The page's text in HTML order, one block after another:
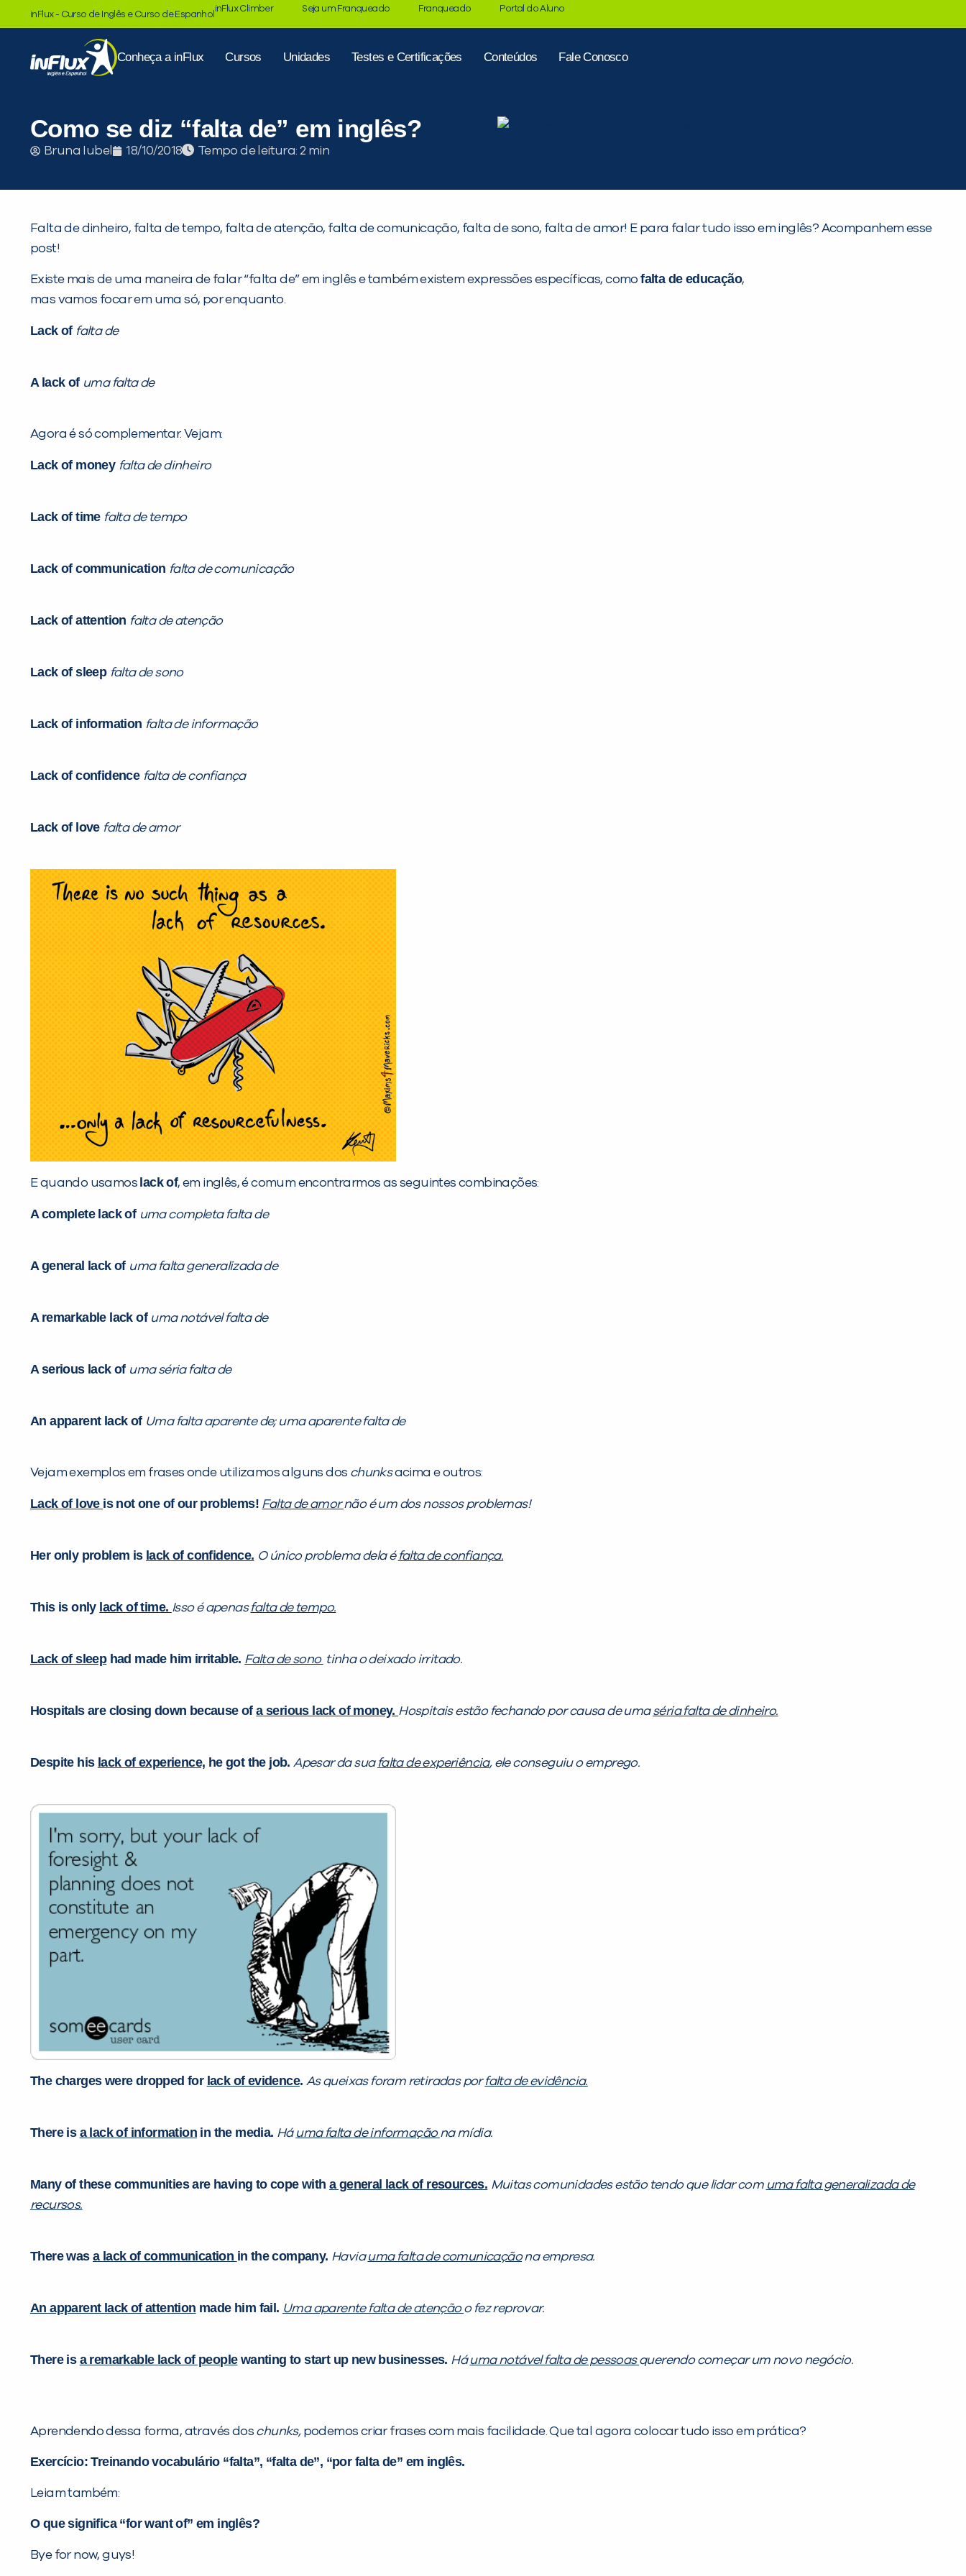
inFlux - Curso de Inglês e Curso de Espanhol
inFlux Climber Seja um Franqueado Franqueado Portal do Aluno
Conheça a inFlux Cursos Unidades Testes e Certificações Conteúdos Fale Conosco
Como se diz “falta de” em inglês?
Bruna Iubel 18/10/2018 Tempo de leitura:
Falta de dinheiro, falta de tempo, falta de atenção, falta de comunicação, falta de sono, falta de amor! E para falar tudo isso em inglês? Acompanhem esse
post!
Existe mais de uma maneira de falar “falta de” em inglês e também existem expressões específicas, comofalta de educação,
mas vamos focar em uma só, por enquanto.
Lack of falta de
A lack of uma falta de
Agora é só complementar. Vejam:
Lack of money falta de dinheiro
Lack of time falta de tempo
Lack of communication falta de comunicação
Lack of attention falta de atenção
Lack of sleep falta de sono
Lack of information falta de informação
Lack of confidence falta de confiança
Lack of love falta de amor
E quando usamos lack of, em inglês, é comum encontrarmos as seguintes combinações:
A complete lack of uma completa falta de
A general lack of uma falta generalizada de
A remarkable lack of uma notável falta de
A serious lack of uma séria falta de
An apparent lack of Uma falta aparente de; uma aparente falta de
Vejam exemplos em frases onde utilizamos alguns dos chunksacima e outros:
Lack of love is not one of our problems! Falta de amornão é um dos nossos problemas!
Her only problem is lack of confidence. O único problema dela é falta de confiança.
This is only lack of time. Isso é apenasfalta de tempo.
Lack of sleephad made him irritable. Falta de sono tinha o deixado irritado.
Hospitals are closing down because ofa serious lack of money. Hospitais estão fechando por causa de umaséria falta de dinheiro.
Despite his lack of experience, he got the job. Apesar da sua falta de experiência, ele conseguiu o emprego.
The charges were dropped for lack of evidence. As queixas foram retiradas porfalta de evidência.
There is a lack of information in the media. Há uma falta de informaçãona mídia.
Many of these communities are having to cope with a general lack of resources. Muitas comunidades estão tendo que lidar com uma falta generalizada de
recursos.
There wasa lack of communication in the company. Haviauma falta de comunicaçãona empresa.
An apparent lack of attention made him fail. Uma aparente falta de atençãoo fez reprovar.
There is a remarkable lack of peoplewanting to start up new businesses. Háuma notável falta de pessoasquerendo começar um novo negócio.
Aprendendo dessa forma, através dos chunks, podemos criar frases com mais facilidade. Que tal agora colocar tudo isso em prática?
Exercício: Treinando vocabulário “falta”, “falta de”, “por falta de” em inglês.
Leiam também:
O que significa “for want of” em inglês?
Bye for now, guys!